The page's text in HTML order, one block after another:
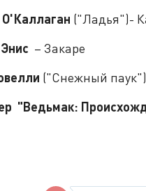
("Ладья")-
– Закаре
("Снежный
"Ведьмак: